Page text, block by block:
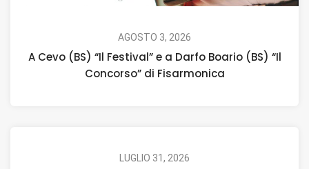
AGOSTO 3, 2026
A Cevo (BS) “Il Festival” e a Darfo Boario (BS) “Il
Concorso” di Fisarmonica
LUGLIO 31, 2026